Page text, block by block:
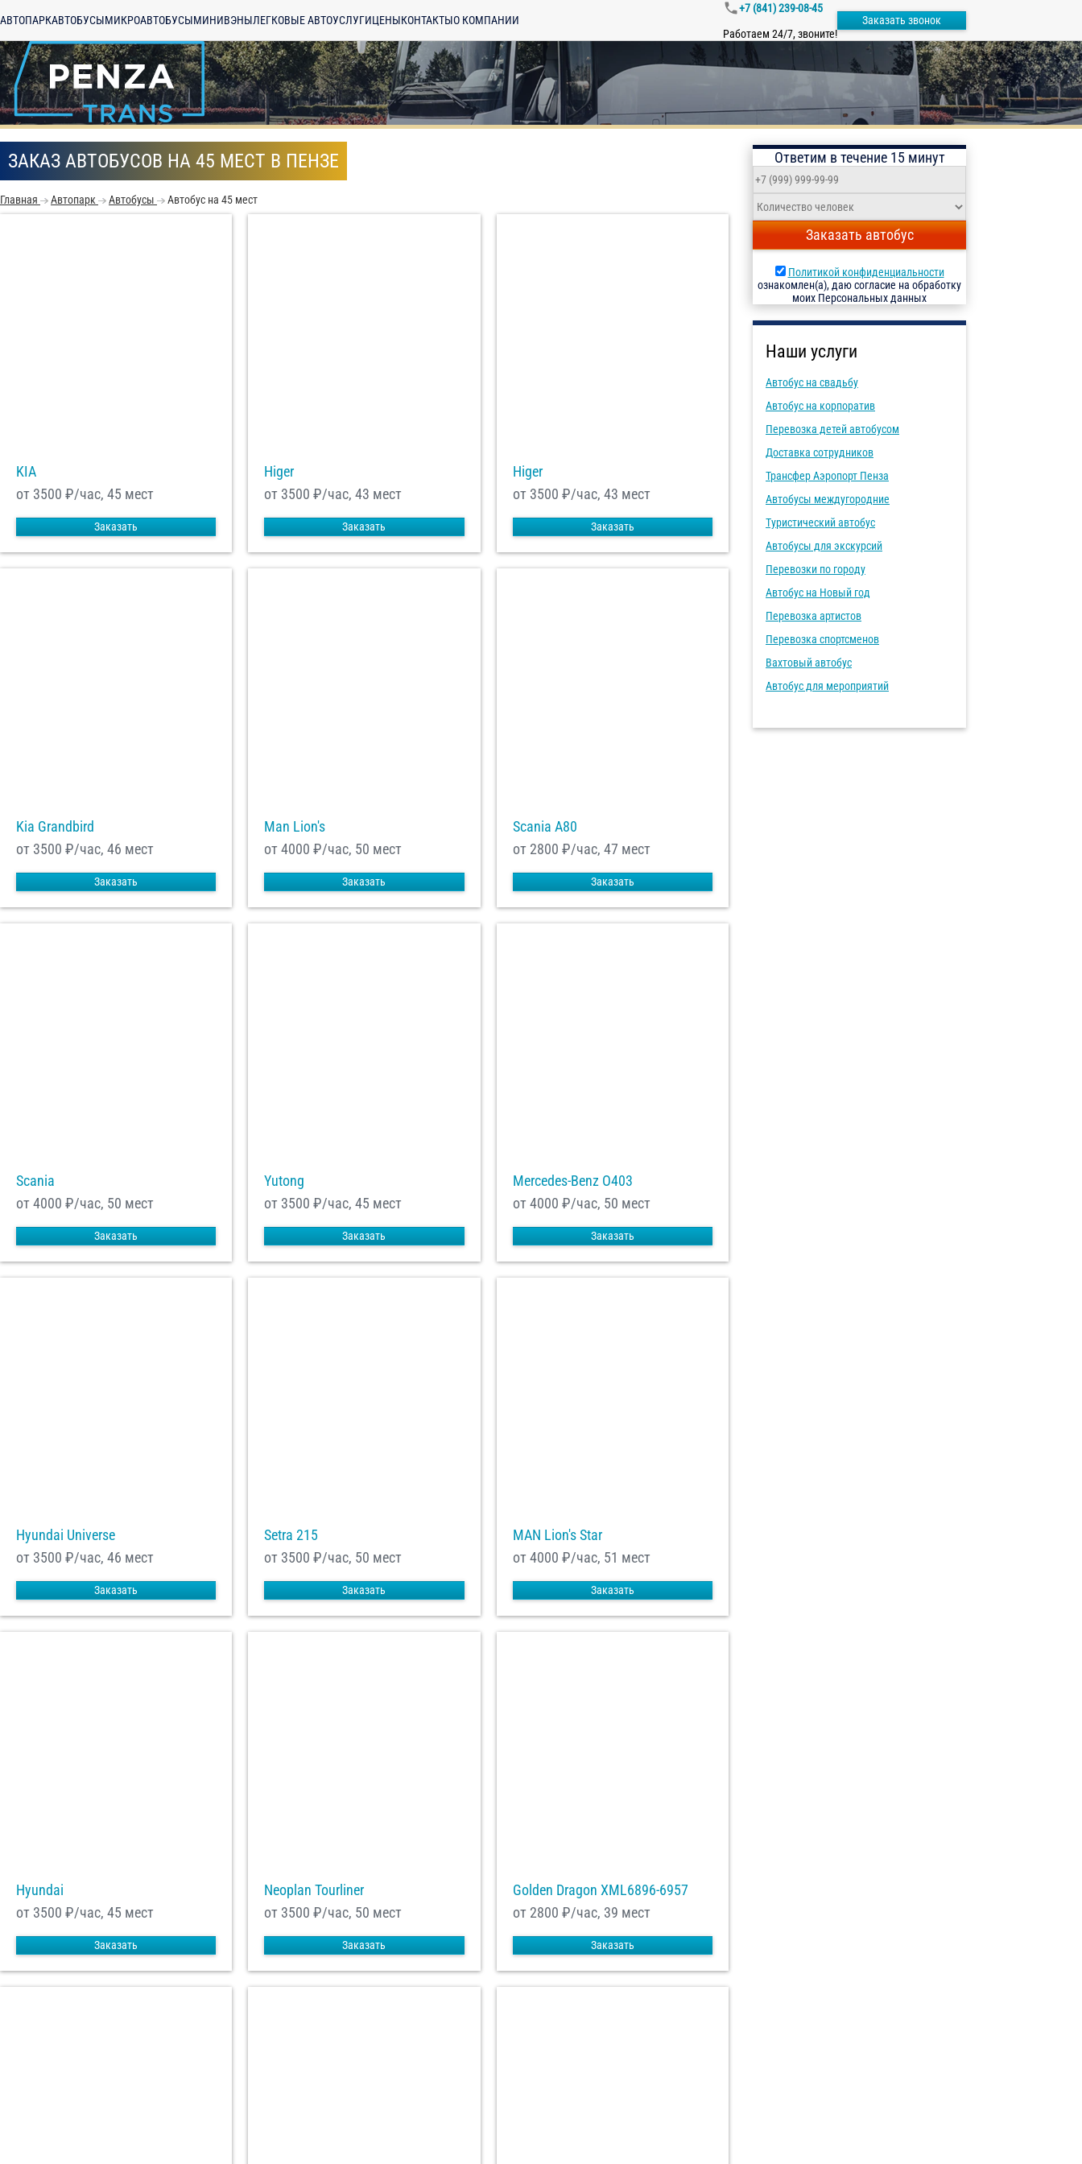
АВТОПАРКАВТОБУСЫМИКРОАВТОБУСЫМИНИВЭНЫЛЕГКОВЫЕ АВТОУСЛУГИЦЕНЫКОНТАКТЫО КОМПАНИИ
+7 (841) 239-08-45
Работаем 24/7, звоните!
Заказать звонок
ЗАКАЗ АВТОБУСОВ НА 45 МЕСТ В ПЕНЗЕ
Главная Автопарк Автобусы Автобус на 45 мест
KIA
от 3500 ₽/час, 45 мест
Заказать
Higer
от 3500 ₽/час, 43 мест
Заказать
Higer
от 3500 ₽/час, 43 мест
Заказать
Kia Grandbird
от 3500 ₽/час, 46 мест
Заказать
Man Lion's
от 4000 ₽/час, 50 мест
Заказать
Scania A80
от 2800 ₽/час, 47 мест
Заказать
Scania
от 4000 ₽/час, 50 мест
Заказать
Yutong
от 3500 ₽/час, 45 мест
Заказать
Mercedes-Benz О403
от 4000 ₽/час, 50 мест
Заказать
Hyundai Universe
от 3500 ₽/час, 46 мест
Заказать
Setra 215
от 3500 ₽/час, 50 мест
Заказать
MAN Lion's Star
от 4000 ₽/час, 51 мест
Заказать
Hyundai
от 3500 ₽/час, 45 мест
Заказать
Neoplan Tourliner
от 3500 ₽/час, 50 мест
Заказать
Golden Dragon XML6896-6957
от 2800 ₽/час, 39 мест
Заказать
Ответим в течение 15 минут
Заказать автобус
Политикой конфиденциальности
ознакомлен(а), даю согласие на обработку
моих Персональных данных
Наши услуги
Автобус на свадьбу
Автобус на корпоратив
Перевозка детей автобусом
Доставка сотрудников
Трансфер Аэропорт Пенза
Автобусы междугородние
Туристический автобус
Автобусы для экскурсий
Перевозки по городу
Автобус на Новый год
Перевозка артистов
Перевозка спортсменов
Вахтовый автобус
Автобус для мероприятий